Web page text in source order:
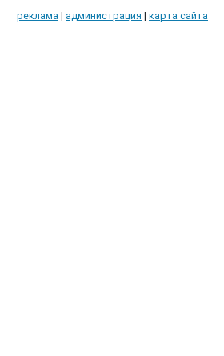
реклама | администрация | карта сайта